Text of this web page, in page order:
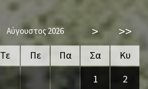
Αύγουστος 2026 > >>
Τε Πε Πα Σα
Κυ
1
2